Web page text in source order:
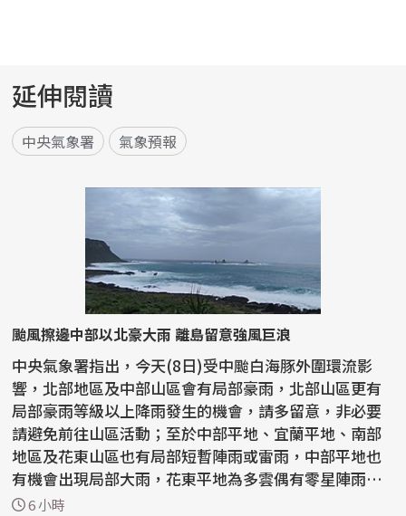
延伸閱讀
中央氣象署 氣象預報
颱風擦邊中部以北豪大雨 離島留意強風巨浪
中央氣象署指出，今天(8日)受中颱白海豚外圍環流影
響，北部地區及中部山區會有局部豪雨，北部山區更有
局部豪雨等級以上降雨發生的機會，請多留意，非必要
請避免前往山區活動；至於中部平地、宜蘭平地、南部
地區及花東山區也有局部短暫陣雨或雷雨，中部平地也
有機會出現局部大雨，花東平地為多雲偶有零星陣雨的
天氣；氣...
6 小時